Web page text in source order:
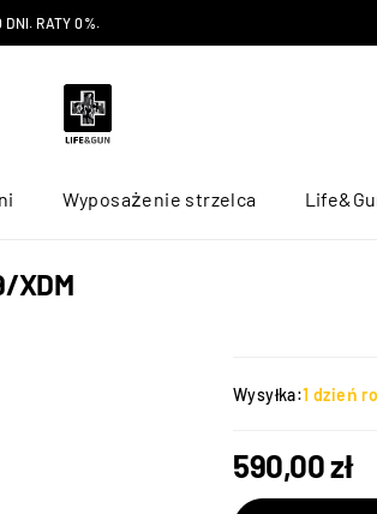
RATY 0%.
Wyposażenie strzelca
XDM
Wysyłka:1 dzień
590,00zł